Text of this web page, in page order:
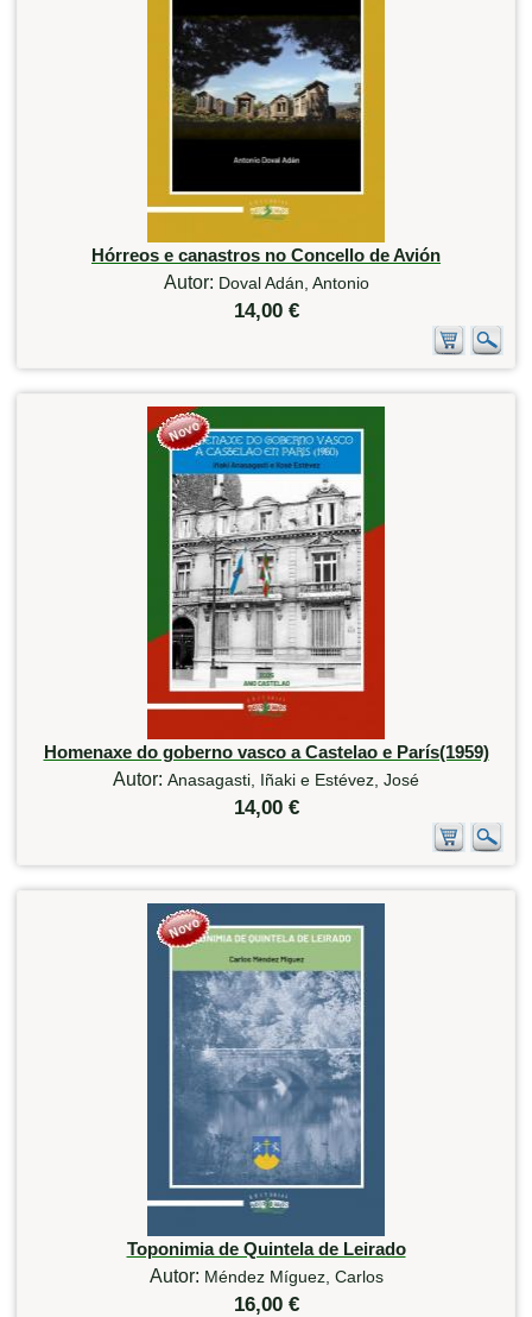
Hórreos e canastros no Concello de Avión
Autor: Doval Adán, Antonio
14,00 €
Homenaxe do goberno vasco a Castelao e París(1959)
Autor: Anasagasti, Iñaki e Estévez, José
14,00 €
Toponimia de Quintela de Leirado
Autor: Méndez Míguez, Carlos
16,00 €